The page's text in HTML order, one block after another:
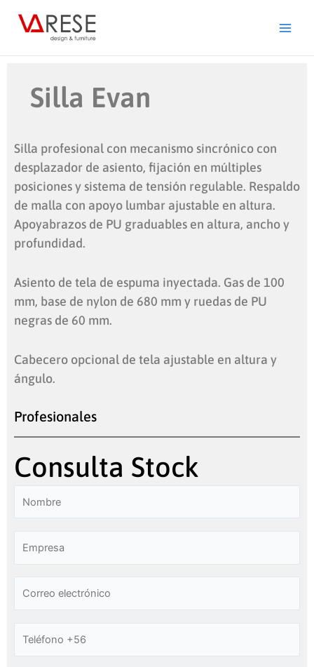
Silla Evan
Silla profesional con mecanismo sincrónico con
desplazador de asiento, fijación en múltiples
posiciones y sistema de tensión regulable. Respaldo
de malla con apoyo lumbar ajustable en altura.
Apoyabrazos de PU graduables en altura, ancho y
profundidad.
Asiento de tela de espuma inyectada. Gas de 100
mm, base de nylon de 680 mm y ruedas de PU
negras de 60 mm.
Cabecero opcional de tela ajustable en altura y
ángulo.
Profesionales
Consulta Stock